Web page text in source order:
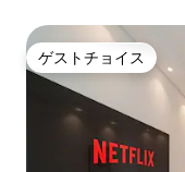
ゲストチョイス
ゲストチョイス